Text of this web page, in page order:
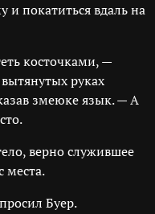
покатиться вдаль на
косточками, —
руках
змеюке язык. — А
верно служившее
места.
Буер.